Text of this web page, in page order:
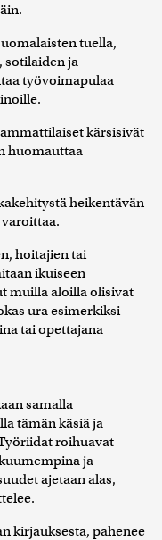
tuella,
sotilaiden ja
työvoimapulaa
kärsisivät
huomauttaa
heikentävän
hoitajien tai
ikuiseen
muilla aloilla olisivat
ura esimerkiksi
tai opettajana
samalla
tämän käsiä ja
roihuavat
ja
ajetaan alas,
kirjauksesta, pahenee